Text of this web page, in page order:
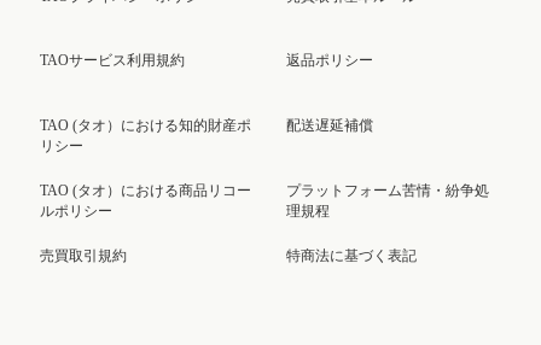
TAOサービス利用規約
TAO (タオ）における知的財産ポ
リシー
TAO (タオ）における商品リコー
ルポリシー
売買取引規約
返品ポリシー
配送遅延補償
プラットフォーム苦情・紛争処
理規程
特商法に基づく表記